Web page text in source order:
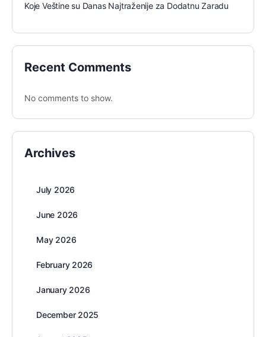
Koje Veštine su Danas Najtraženije za Dodatnu Zaradu
Recent Comments
No comments to show.
Archives
July 2026
June 2026
May 2026
February 2026
January 2026
December 2025